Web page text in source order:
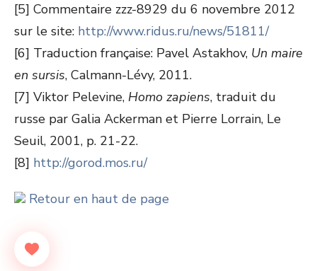
[5] Commentaire zzz-8929 du 6 novembre 2012
sur le site: http://www.ridus.ru/news/51811/
[6] Traduction française: Pavel Astakhov, Un maire
en sursis, Calmann-Lévy, 2011.
[7] Viktor Pelevine, Homo zapiens, traduit du
russe par Galia Ackerman et Pierre Lorrain, Le
Seuil, 2001, p. 21-22.
[8] http://gorod.mos.ru/
Retour en haut de page